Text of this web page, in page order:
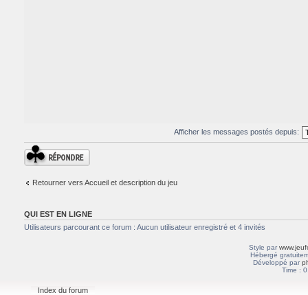
Afficher les messages postés depuis:
Répondre
Retourner vers Accueil et description du jeu
QUI EST EN LIGNE
Utilisateurs parcourant ce forum : Aucun utilisateur enregistré et 4 invités
Style par
Hébergé
Développé par
Time :
Index du forum